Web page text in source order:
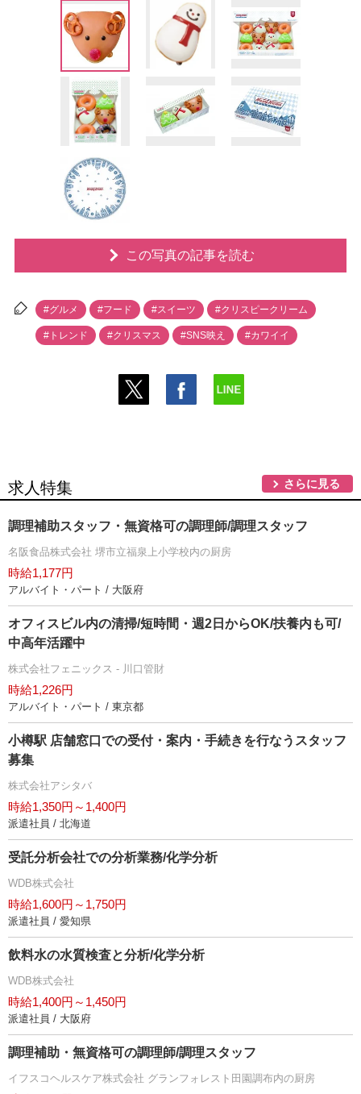
この写真の記事を読む
#グルメ #フード #スイーツ #クリスピークリーム
#トレンド #クリスマス #SNS映え #カワイイ
求人特集 さらに見る
調理補助スタッフ・無資格可の調理師/調理スタッフ
名阪食品株式会社 堺市立福泉上小学校内の厨房
時給1,177円
アルバイト・パート / 大阪府
オフィスビル内の清掃/短時間・週2日からOK/扶養内も可/
中高年活躍中
株式会社フェニックス - 川口管財
時給1,226円
アルバイト・パート / 東京都
小樽駅 店舗窓口での受付・案内・手続きを行なうスタッフ
募集
株式会社アシタバ
時給1,350円～1,400円
派遣社員 / 北海道
受託分析会社での分析業務/化学分析
WDB株式会社
時給1,600円～1,750円
派遣社員 / 愛知県
飲料水の水質検査と分析/化学分析
WDB株式会社
時給1,400円～1,450円
派遣社員 / 大阪府
調理補助・無資格可の調理師/調理スタッフ
イフスコヘルスケア株式会社 グランフォレスト田園調布内の厨房